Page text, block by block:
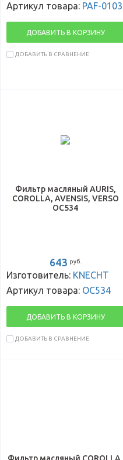
Артикул товара: PAF-0103
ДОБАВИТЬ В КОРЗИНУ
ДОБАВИТЬ В СРАВНЕНИЕ
Фильтр масляный AURIS,
COROLLA, AVENSIS, VERSO
OC534
643 руб.
Изготовитель: KNECHT
Артикул товара: OC534
ДОБАВИТЬ В КОРЗИНУ
ДОБАВИТЬ В СРАВНЕНИЕ